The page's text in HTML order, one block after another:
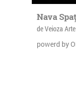
Nava
de Veioza Arte
powerd by